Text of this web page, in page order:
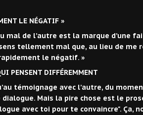
LE NÉGATIF »
mal de l’autre est la marque d’une
tellement mal que, au lieu de me
le négatif. »
PENSENT DIFFÉREMMENT
témoignage avec l’autre, du
dialogue. Mais la pire chose est le
avec toi pour te convaincre". Ça,